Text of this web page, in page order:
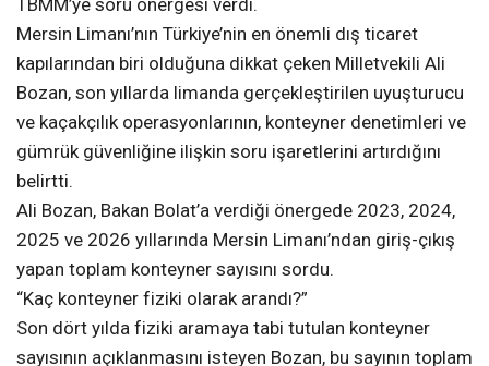
Mersin Limanı’nın Türkiye’nin en önemli dış ticaret
kapılarından biri olduğuna dikkat çeken Milletvekili Ali
Bozan, son yıllarda limanda gerçekleştirilen uyuşturucu
ve kaçakçılık operasyonlarının, konteyner denetimleri ve
gümrük güvenliğine ilişkin soru işaretlerini artırdığını
belirtti.
Ali Bozan, Bakan Bolat’a verdiği önergede 2023, 2024,
2025 ve 2026 yıllarında Mersin Limanı’ndan giriş-çıkış
yapan toplam konteyner sayısını sordu.
“Kaç konteyner fiziki olarak arandı?”
Son dört yılda fiziki aramaya tabi tutulan konteyner
sayısının açıklanmasını isteyen Bozan, bu sayının toplam